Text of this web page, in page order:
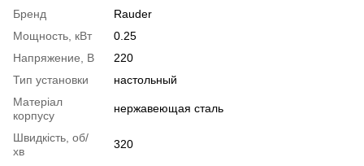
Бренд
Rauder
Мощность, кВт
0.25
Напряжение, В
220
Тип установки
настольный
Матеріал
корпусу
нержавеющая сталь
Швидкість, об/
хв
320